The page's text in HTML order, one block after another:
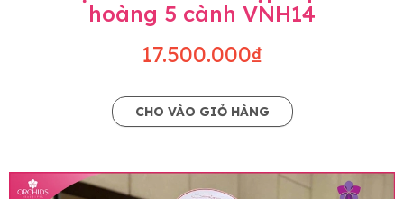
hoàng 5 cành VNH14
17.500.000₫
CHO VÀO GIỎ HÀNG